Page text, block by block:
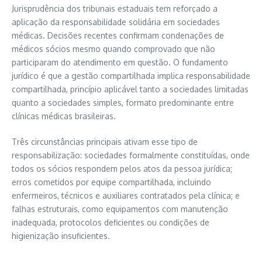
Jurisprudência dos tribunais estaduais tem reforçado a
aplicação da responsabilidade solidária em sociedades
médicas. Decisões recentes confirmam condenações de
médicos sócios mesmo quando comprovado que não
participaram do atendimento em questão. O fundamento
jurídico é que a gestão compartilhada implica responsabilidade
compartilhada, princípio aplicável tanto a sociedades limitadas
quanto a sociedades simples, formato predominante entre
clínicas médicas brasileiras.
Três circunstâncias principais ativam esse tipo de
responsabilização: sociedades formalmente constituídas, onde
todos os sócios respondem pelos atos da pessoa jurídica;
erros cometidos por equipe compartilhada, incluindo
enfermeiros, técnicos e auxiliares contratados pela clínica; e
falhas estruturais, como equipamentos com manutenção
inadequada, protocolos deficientes ou condições de
higienização insuficientes.